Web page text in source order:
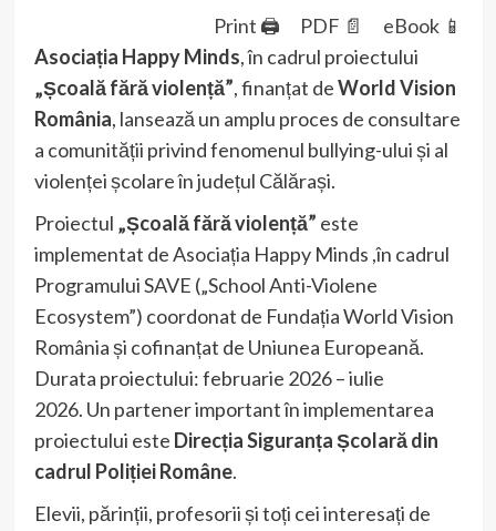
Print 🖨 PDF 📄
eBook 📱
Asociația Happy Minds, în cadrul proiectului
„Școală fără violență”, finanțat deWorld Vision
România, lansează un amplu proces de consultare
a comunității privind fenomenul bullying-ului și al
violenței școlare în județul Călărași.
Proiectul „Școală fără violență” este
implementat de Asociația Happy Minds ,în cadrul
Programului SAVE („School Anti-Violene
Ecosystem”) coordonat de Fundația World Vision
România și cofinanțat de Uniunea Europeană.
Durata proiectului: februarie 2026 – iulie
2026. Un partener important în implementarea
proiectului este Direcția Siguranța Școlară din
cadrul Poliției Române.
Elevii, părinții, profesorii și toți cei interesați de